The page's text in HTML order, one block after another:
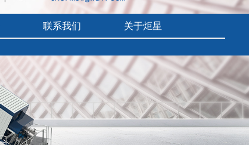
联系我们 关于炬星
参展信息
炬星大事记
企业文化